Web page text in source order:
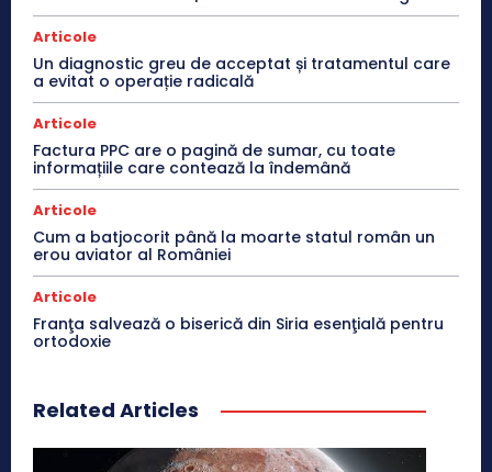
Articole
Un diagnostic greu de acceptat și tratamentul care
a evitat o operație radicală
Articole
Factura PPC are o pagină de sumar, cu toate
informațiile care contează la îndemână
Articole
Cum a batjocorit până la moarte statul român un
erou aviator al României
Articole
Franţa salvează o biserică din Siria esenţială pentru
ortodoxie
Related Articles